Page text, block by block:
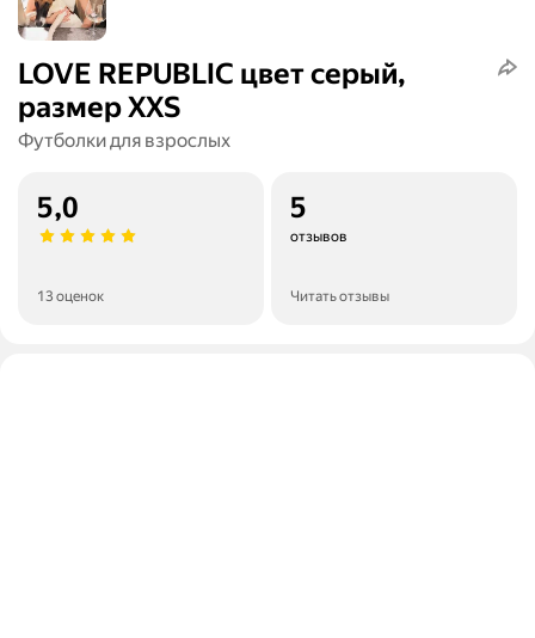
LOVE REPUBLIC цвет серый,
размер XXS
Футболки для взрослых
5,0
13 оценок
5
отзывов
Читать отзывы